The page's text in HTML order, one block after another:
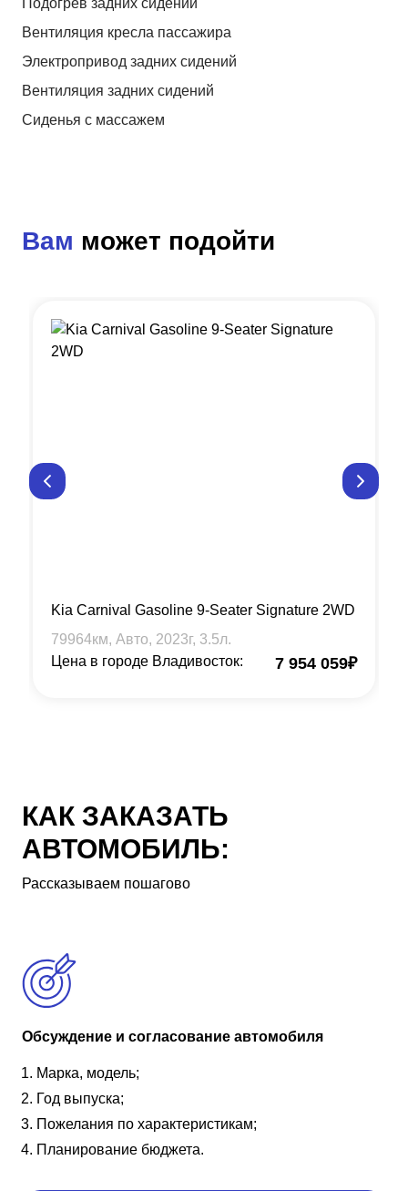
Вентиляция кресла пассажира
Электропривод задних сидений
Вентиляция задних сидений
Сиденья с массажем
Вам может подойти
Kia Carnival Gasoline 9-Seater Signature 2WD
79964км, Авто, 2023г, 3.5л.
Цена в городе Владивосток:
7 954 059₽
КАК ЗАКАЗАТЬ
АВТОМОБИЛЬ:
Рассказываем пошагово
Обсуждение и согласование автомобиля
Марка, модель;
Год выпуска;
Пожелания по характеристикам;
Планирование бюджета.